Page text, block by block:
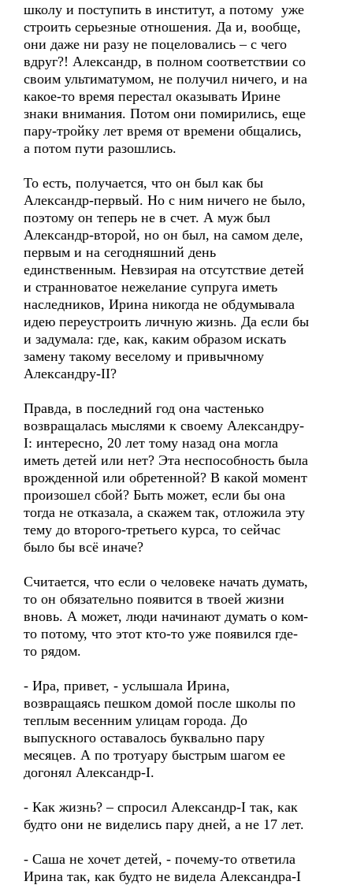
школу и поступить в институт, а потому уже
строить серьезные отношения. Да и, вообще,
они даже ни разу не поцеловались – с чего
вдруг?! Александр, в полном соответствии со
своим ультиматумом, не получил ничего, и на
какое-то время перестал оказывать Ирине
знаки внимания. Потом они помирились, еще
пару-тройку лет время от времени общались,
а потом пути разошлись.
То есть, получается, что он был как бы
Александр-первый. Но с ним ничего не было,
поэтому он теперь не в счет. А муж был
Александр-второй, но он был, на самом деле,
первым и на сегодняшний день
единственным. Невзирая на отсутствие детей
и странноватое нежелание супруга иметь
наследников, Ирина никогда не обдумывала
идею переустроить личную жизнь. Да если бы
и задумала: где, как, каким образом искать
замену такому веселому и привычному
Александру-II?
Правда, в последний год она частенько
возвращалась мыслями к своему Александру-
I: интересно, 20 лет тому назад она могла
иметь детей или нет? Эта неспособность была
врожденной или обретенной? В какой момент
произошел сбой? Быть может, если бы она
тогда не отказала, а скажем так, отложила эту
тему до второго-третьего курса, то сейчас
было бы всё иначе?
Считается, что если о человеке начать думать,
то он обязательно появится в твоей жизни
вновь. А может, люди начинают думать о ком-
то потому, что этот кто-то уже появился где-
то рядом.
- Ира, привет, - услышала Ирина,
возвращаясь пешком домой после школы по
теплым весенним улицам города. До
выпускного оставалось буквально пару
месяцев. А по тротуару быстрым шагом ее
догонял Александр-I.
- Как жизнь? – спросил Александр-I так, как
будто они не виделись пару дней, а не 17 лет.
- Саша не хочет детей, - почему-то ответила
Ирина так, как будто не видела Александра-I